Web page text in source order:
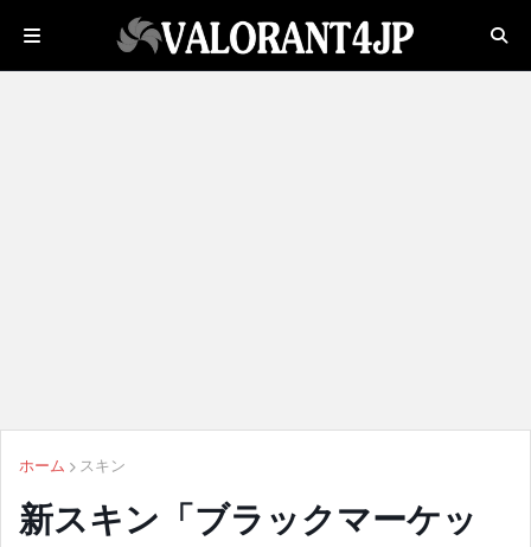
ホーム スキン
新スキン「ブラックマーケッ